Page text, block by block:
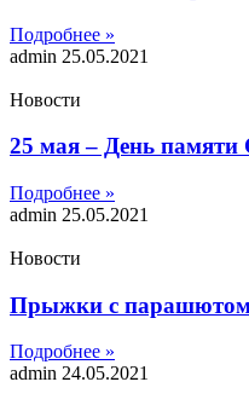
Подробнее »
admin 25.05.2021
Новости
25 мая – День памяти
Подробнее »
admin 25.05.2021
Новости
Прыжки с парашютом
Подробнее »
admin 24.05.2021